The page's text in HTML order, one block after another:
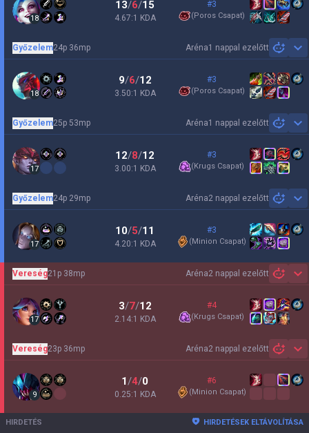
18
13/6/15
4.67:1 KDA
#3
(Poros Csapat)
Aréna1 nappal ezelőtt
Győzelem24p 36mp
18
9/6/12
3.50:1 KDA
#3
(Poros Csapat)
Aréna1 nappal ezelőtt
Győzelem25p 53mp
17
12/8/12
3.00:1 KDA
#3
(Krugs Csapat)
Aréna2 nappal ezelőtt
Győzelem24p 29mp
17
10/5/11
4.20:1 KDA
#3
(Minion Csapat)
Aréna2 nappal ezelőtt
Vereség21p 38mp
17
3/7/12
2.14:1 KDA
#4
(Krugs Csapat)
Aréna2 nappal ezelőtt
Vereség23p 36mp
9
1/4/0
0.25:1 KDA
#6
(Minion Csapat)
HIRDETÉS HIRDETÉSEK ELTÁVOLÍTÁSA